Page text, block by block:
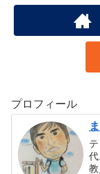
プロフィール